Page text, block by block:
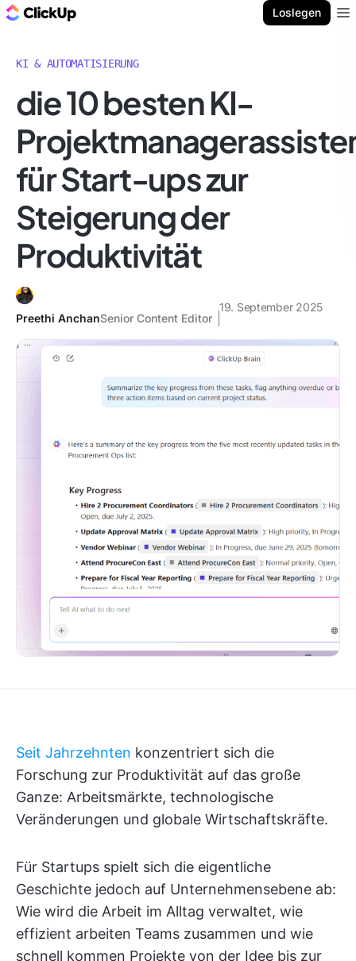
Loslegen
KI & AUTOMATISIERUNG
die 10 besten KI-
für Start-ups zur
Steigerung der
Produktivität
Preethi AnchanSenior Content Editor
19. September 2025
Seit Jahrzehnten konzentriert sich die
Forschung zur Produktivität auf das große
Ganze: Arbeitsmärkte, technologische
Veränderungen und globale Wirtschaftskräfte.
Für Startups spielt sich die eigentliche
Geschichte jedoch auf Unternehmensebene ab:
Wie wird die Arbeit im Alltag verwaltet, wie
effizient arbeiten Teams zusammen und wie
schnell kommen Projekte von der Idee bis zur